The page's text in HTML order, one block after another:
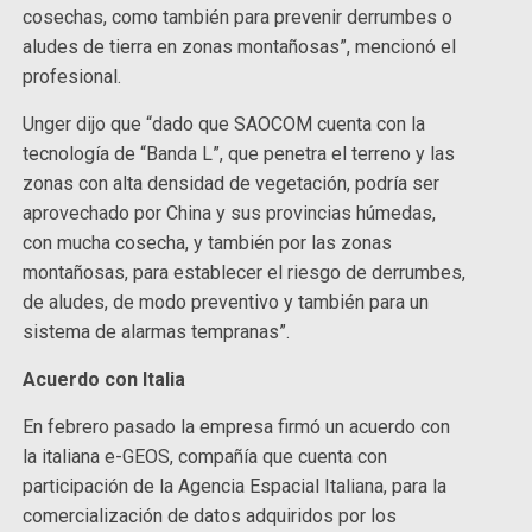
cosechas, como también para prevenir derrumbes o
aludes de tierra en zonas montañosas”, mencionó el
profesional.
Unger dijo que “dado que SAOCOM cuenta con la
tecnología de “Banda L”, que penetra el terreno y las
zonas con alta densidad de vegetación, podría ser
aprovechado por China y sus provincias húmedas,
con mucha cosecha, y también por las zonas
montañosas, para establecer el riesgo de derrumbes,
de aludes, de modo preventivo y también para un
sistema de alarmas tempranas”.
Acuerdo con Italia
En febrero pasado la empresa firmó un acuerdo con
la italiana e-GEOS, compañía que cuenta con
participación de la Agencia Espacial Italiana, para la
comercialización de datos adquiridos por los